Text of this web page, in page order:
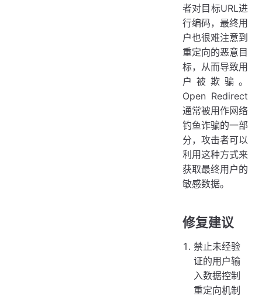
者对目标URL进
行编码，最终用
户也很难注意到
重定向的恶意目
标，从而导致用
户被欺骗。
Open Redirect
通常被用作网络
钓鱼诈骗的一部
分，攻击者可以
利用这种方式来
获取最终用户的
敏感数据。
修复建议
禁止未经验
证的用户输
入数据控制
重定向机制